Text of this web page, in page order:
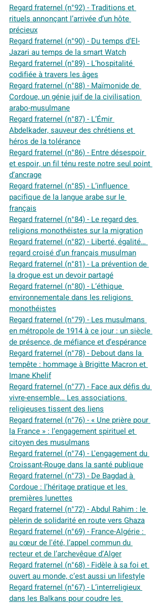
Regard fraternel (n°92) - Traditions et
rituels annonçant l’arrivée d’un hôte
précieux
Regard fraternel (n°90) - Du temps d’El-
Jazari au temps de la smart Watch
Regard fraternel (n°89) - L’hospitalité
codifiée à travers les âges
Regard fraternel (n°88) - Maïmonide de
Cordoue, un génie juif de la civilisation
arabo-musulmane
Regard fraternel (n°87) - L’Émir
Abdelkader, sauveur des chrétiens et
héros de la tolérance
Regard fraternel (n°86) - Entre désespoir
et espoir, un fil ténu reste notre seul point
d’ancrage
Regard fraternel (n°85) - L’influence
pacifique de la langue arabe sur le
français
Regard fraternel (n°84) - Le regard des
religions monothéistes sur la migration
Regard fraternel (n°82) - Liberté, égalité…
regard croisé d’un français musulman
Regard fraternel (n°81) - La prévention de
la drogue est un devoir partagé
Regard fraternel (n°80) - L’éthique
environnementale dans les religions
monothéistes
Regard fraternel (n°79) - Les musulmans
en métropole de 1914 à ce jour : un siècle
de présence, de méfiance et d’espérance
Regard fraternel (n°78) - Debout dans la
tempête : hommage à Brigitte Macron et
Imane Khelif
Regard fraternel (n°77) - Face aux défis du
vivre-ensemble… Les associations
religieuses tissent des liens
Regard fraternel (n°76) - « Une prière pour
la France » : l’engagement spirituel et
citoyen des musulmans
Regard fraternel (n°74) - L'engagement du
Croissant-Rouge dans la santé publique
Regard fraternel (n°73) - De Bagdad à
Cordoue : l’héritage pratique et les
premières lunettes
Regard fraternel (n°72) - Abdul Rahim : le
pèlerin de solidarité en route vers Ghaza
Regard fraternel (n°69) - France-Algérie :
au cœur de l'été, l’appel commun du
recteur et de l’archevêque d’Alger
Regard fraternel (n°68) - Fidèle à sa foi et
ouvert au monde, c’est aussi un lifestyle
Regard fraternel (n°67) - L’interreligieux
dans les Balkans pour coudre les